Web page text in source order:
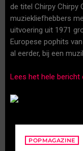
de titel Chirpy Chirpy
muziekliefhebbers
uitvoering uit 1971
Europese pophits
al eerder, bij een
Lees het hele bericht
POPMAGAZINE